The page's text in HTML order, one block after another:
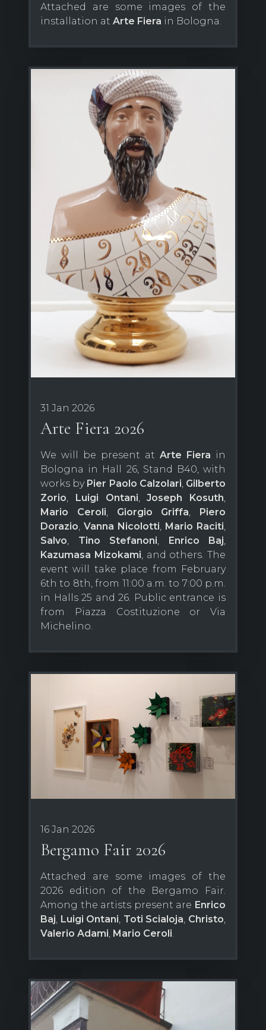
Attached are some images of the
installation at Arte Fiera in Bologna.
31 Jan 2026
Arte Fiera 2026
We will be present at Arte Fiera in
Bologna in Hall 26, Stand B40, with
works by Pier Paolo Calzolari, Gilberto
Zorio, Luigi Ontani,Joseph Kosuth,
Mario Ceroli, Giorgio Griffa, Piero
Dorazio, Vanna Nicolotti, Mario Raciti,
Salvo, Tino Stefanoni, Enrico Baj,
Kazumasa Mizokami, and others. The
event will take place from February
6th to 8th, from 11:00 a.m. to 7:00 p.m.
in Halls 25 and 26. Public entrance is
from Piazza Costituzione or Via
Michelino.
16 Jan 2026
Bergamo Fair 2026
Attached are some images of the
2026 edition of the Bergamo Fair.
Among the artists present are Enrico
Baj, Luigi Ontani, Toti Scialoja, Christo,
Valerio Adami, Mario Ceroli.